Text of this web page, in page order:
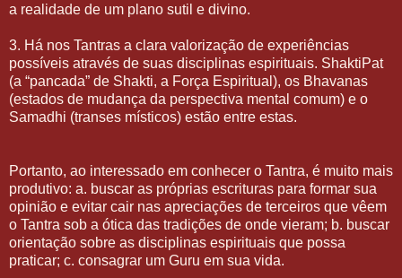
a realidade de um plano sutil e divino.
3. Há nos Tantras a clara valorização de experiências
possíveis através de suas disciplinas espirituais. ShaktiPat
(a “pancada” de Shakti, a Força Espiritual), os Bhavanas
(estados de mudança da perspectiva mental comum) e o
Samadhi (transes místicos) estão entre estas.
Portanto, ao interessado em conhecer o Tantra, é muito mais
produtivo: a. buscar as próprias escrituras para formar sua
opinião e evitar cair nas apreciações de terceiros que vêem
o Tantra sob a ótica das tradições de onde vieram; b. buscar
orientação sobre as disciplinas espirituais que possa
praticar; c. consagrar um Guru em sua vida.